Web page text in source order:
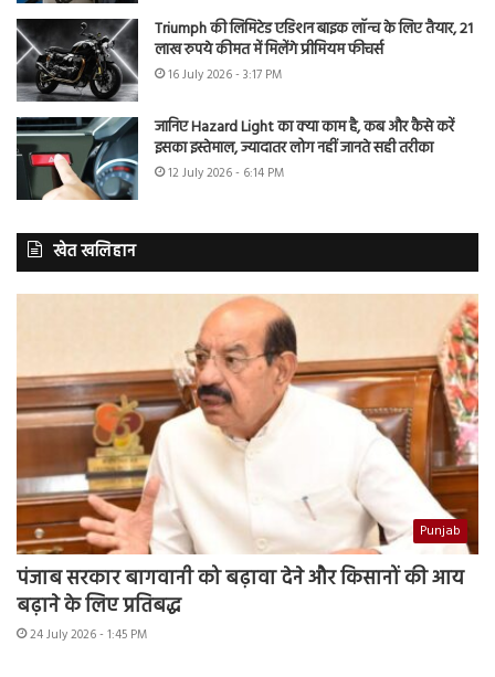
Triumph की लिमिटेड एडिशन बाइक लॉन्च के लिए तैयार, 21
लाख रुपये कीमत में मिलेंगे प्रीमियम फीचर्स
16 July 2026 - 3:17 PM
जानिए Hazard Light का क्या काम है, कब और कैसे करें
इसका इस्तेमाल, ज्यादातर लोग नहीं जानते सही तरीका
12 July 2026 - 6:14 PM
खेत खलिहान
Punjab
पंजाब सरकार बागवानी को बढ़ावा देने और किसानों की आय
बढ़ाने के लिए प्रतिबद्ध
24 July 2026 - 1:45 PM